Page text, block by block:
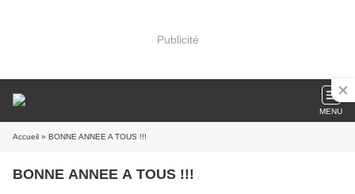
Publicité
MENU
Accueil » BONNE ANNEE A TOUS !!!
BONNE ANNEE A TOUS !!!